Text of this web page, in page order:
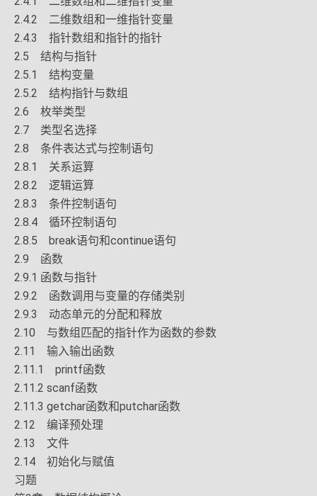
2.4.2 二维数组和一维指针变量
2.4.3 指针数组和指针的指针
2.5 结构与指针
2.5.1 结构变量
2.5.2 结构指针与数组
2.6 枚举类型
2.7 类型名选择
2.8 条件表达式与控制语句
2.8.1 关系运算
2.8.2 逻辑运算
2.8.3 条件控制语句
2.8.4 循环控制语句
2.8.5 break语句和continue语句
2.9 函数
2.9.1 函数与指针
2.9.2 函数调用与变量的存储类别
2.9.3 动态单元的分配和释放
2.10 与数组匹配的指针作为函数的参数
2.11 输入输出函数
2.11.1 printf函数
2.11.2 scanf函数
2.11.3 getchar函数和putchar函数
2.12 编译预处理
2.13 文件
2.14 初始化与赋值
习题